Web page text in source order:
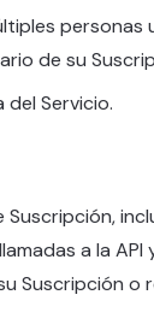
personas
de su
Servicio.
a la API
Suscripción o